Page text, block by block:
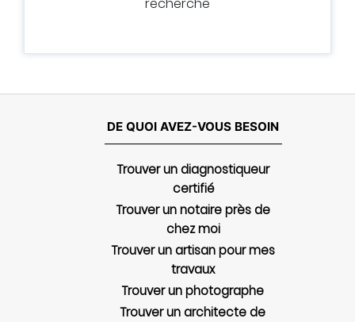
DE QUOI AVEZ-VOUS BESOIN
Trouver un diagnostiqueur
certifié
Trouver un notaire près de
chez moi
Trouver un artisan pour mes
travaux
Trouver un photographe
Trouver un architecte de